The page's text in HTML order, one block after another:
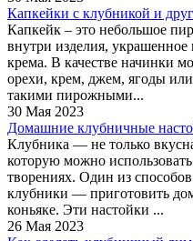
Капкейки с клубникой и
Капкейк – это небольшое
внутри изделия,
крема. В качестве начинки
орехи, крем, джем, ягоды
такими пирожными...
30 Мая 2023
Домашние клубничные
Клубника — не только
которую можно
творениях. Один из
клубники — приготовить
коньяке. Эти настойки ...
26 Мая 2023